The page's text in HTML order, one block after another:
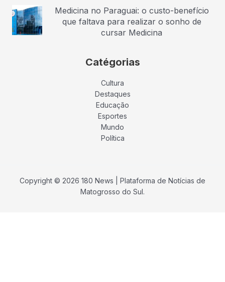
Medicina no Paraguai: o custo-benefício
que faltava para realizar o sonho de
cursar Medicina
Catégorias
Cultura
Destaques
Educação
Esportes
Mundo
Política
Copyright © 2026 180 News | Plataforma de Notícias de
Matogrosso do Sul.